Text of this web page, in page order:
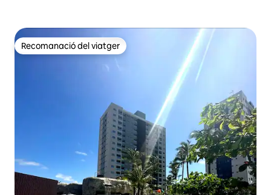
Recomanació del viatger
Recomanació del viatger